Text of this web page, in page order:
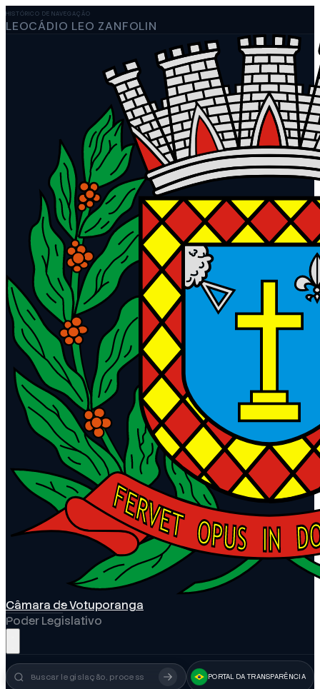
HISTÓRICO DE NAVEGAÇÃO
LEOCÁDIO LEO ZANFOLIN
Câmara de Votuporanga
Poder Legislativo
Busca no portal PORTAL DA TRANSPARÊNCIA